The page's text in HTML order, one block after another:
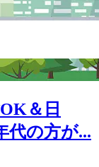
＆日
代の方が...